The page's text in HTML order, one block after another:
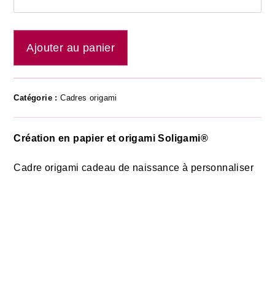
Ajouter au panier
Catégorie :Cadres origami
Création en papier et origami Soligami®
Cadre origami cadeau de naissance à personnaliser